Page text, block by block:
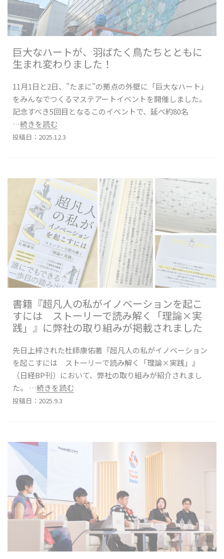
巨大なハートが、羽ばたく鳥たちとともに
生まれ変わりました！
11月1日と2日、"たまに"の拠点の外壁に「巨大なハート」
をみんなでつくるマステアートイベントを開催しました。
記念すべき5回目となるこのイベントで、延べ約80名
…続きを読む
投稿日：2025.12.3
書籍『超凡人の私がイノベーションを起こ
すには ストーリーで読み解く「理論×実
践」』に弊社の取り組みが掲載されました
先日上梓された杜師康佑著『超凡人の私がイノベーション
を起こすには ストーリーで読み解く「理論×実践」』
（日経BP刊）において、弊社の取り組みが紹介されまし
た。 …続きを読む
投稿日：2025.9.3